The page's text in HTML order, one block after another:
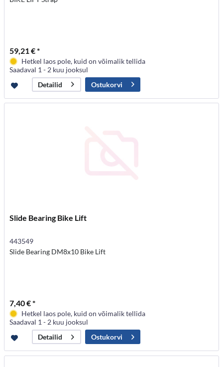
59,21 € *
Hetkel laos pole, kuid on võimalik tellida
Saadaval 1 - 2 kuu jooksul
Detailid
Ostukorvi
Slide Bearing Bike Lift
443549
Slide Bearing DM8x10 Bike Lift
7,40 € *
Hetkel laos pole, kuid on võimalik tellida
Saadaval 1 - 2 kuu jooksul
Detailid
Ostukorvi